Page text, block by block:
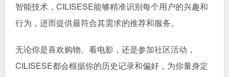
智能技术，CILISESE能够精准识别每个用户的兴趣和
行为，进而提供最符合其需求的推荐和服务。
无论你是喜欢购物、看电影，还是参加社区活动，
CILISESE都会根据你的历史记录和偏好，为你量身定